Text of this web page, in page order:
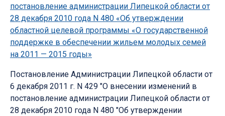
постановление администрации Липецкой области от
28 декабря 2010 года N 480 «Об утверждении
областной целевой программы «О государственной
поддержке в обеспечении жильем молодых семей
на 2011 — 2015 годы»
Постановление Администрации Липецкой области от
6 декабря 2011 г. N 429 "О внесении изменений в
постановление администрации Липецкой области от
28 декабря 2010 года N 480 "Об утверждении